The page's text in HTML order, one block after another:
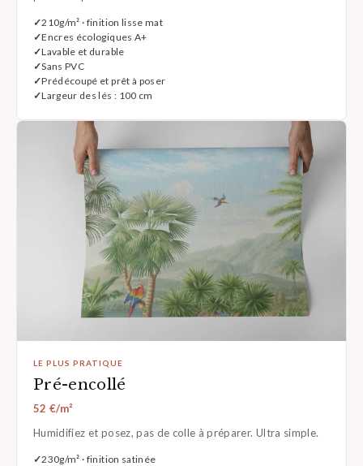
210g/m² · finition lisse mat
Encres écologiques A+
Lavable et durable
Sans PVC
Prédécoupé et prêt à poser
Largeur des lés : 100 cm
LE PLUS PRATIQUE
Pré-encollé
52 €/m²
Humidifiez et posez, pas de colle à préparer. Ultra simple.
230g/m² · finition satinée